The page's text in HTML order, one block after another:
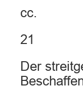
cc.
21
Der